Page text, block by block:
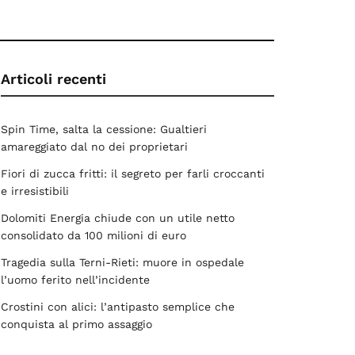
Articoli recenti
Spin Time, salta la cessione: Gualtieri
amareggiato dal no dei proprietari
Fiori di zucca fritti: il segreto per farli croccanti
e irresistibili
Dolomiti Energia chiude con un utile netto
consolidato da 100 milioni di euro
Tragedia sulla Terni-Rieti: muore in ospedale
l’uomo ferito nell’incidente
Crostini con alici: l’antipasto semplice che
conquista al primo assaggio